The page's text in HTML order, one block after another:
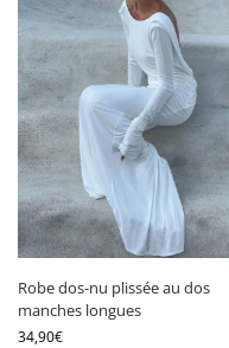
Robe bleue
Robe bordeaux
Robe jaune
Robe marron
Robe noire
Robe orange
Robe rose
Robe rose poudré
Robe rouge
Robe terracotta
Robe dos-nu plissée au dos
manches longues
34,90€